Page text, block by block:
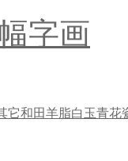
字画
它和田羊脂白玉青花